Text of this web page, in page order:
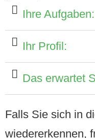
Ihre Aufgaben:
Ihr Profil:
Das erwartet
Falls Sie sich in
wiedererkennen,